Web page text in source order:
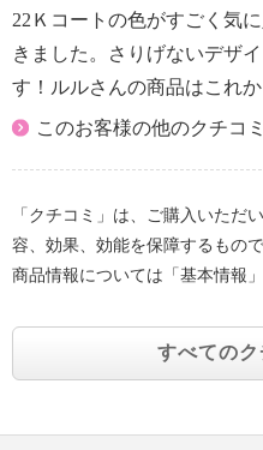
22Ｋコートの色がすごく気
きました。さりげないデザ
す！ルルさんの商品はこれ
このお客様の他のクチコ
「クチコミ」は、ご購入いただ
容、効果、効能を保障するもの
商品情報については「基本情報
すべての